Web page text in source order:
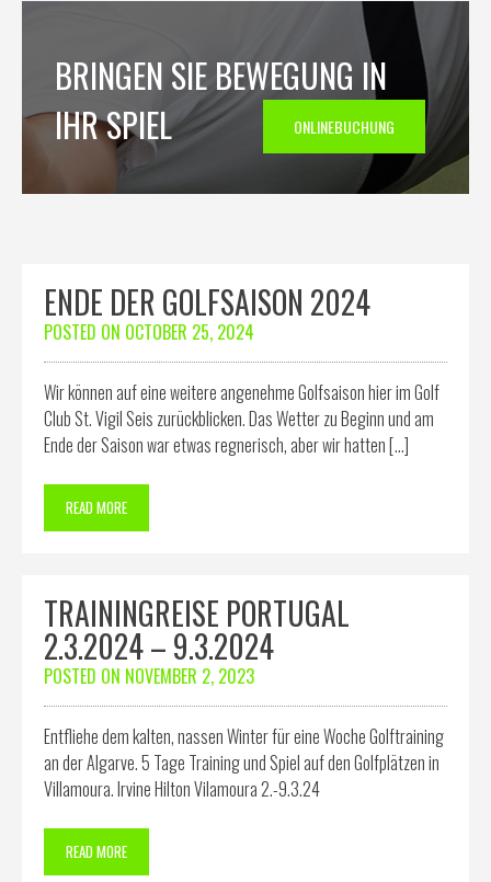
BRINGEN SIE BEWEGUNG IN
IHR SPIEL
ONLINEBUCHUNG
ENDE DER GOLFSAISON 2024
POSTED ON OCTOBER 25, 2024
Wir können auf eine weitere angenehme Golfsaison hier im Golf
Club St. Vigil Seis zurückblicken. Das Wetter zu Beginn und am
Ende der Saison war etwas regnerisch, aber wir hatten […]
READ MORE
TRAININGREISE PORTUGAL
2.3.2024 – 9.3.2024
POSTED ON NOVEMBER 2, 2023
Entfliehe dem kalten, nassen Winter für eine Woche Golftraining
an der Algarve. 5 Tage Training und Spiel auf den Golfplätzen in
Villamoura. Irvine Hilton Vilamoura 2.-9.3.24
READ MORE